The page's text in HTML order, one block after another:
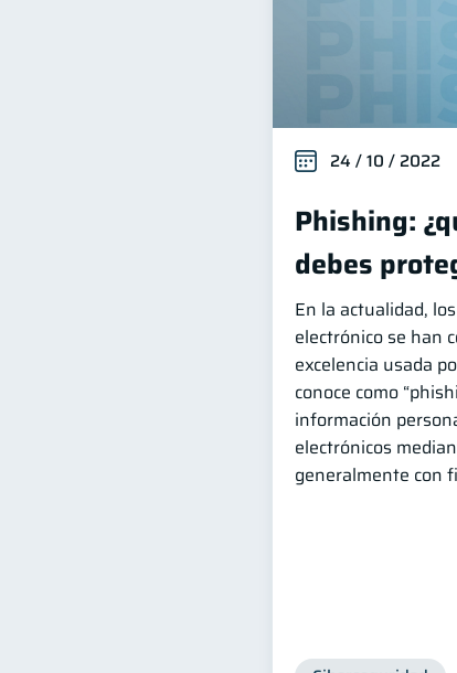
24 / 10 / 2022
Phishing:
debes
En la actualidad,
electrónico se han
excelencia usada
conoce como
información
electrónicos
generalmente con